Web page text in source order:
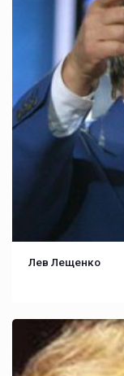
Лев Лещенко